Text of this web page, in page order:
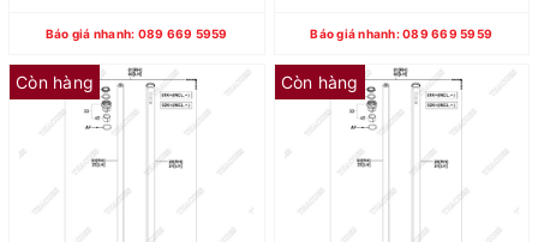
Báo giá nhanh: 089 669 5959 Báo giá nhanh: 089 669 5959
Còn hàng Còn hàng